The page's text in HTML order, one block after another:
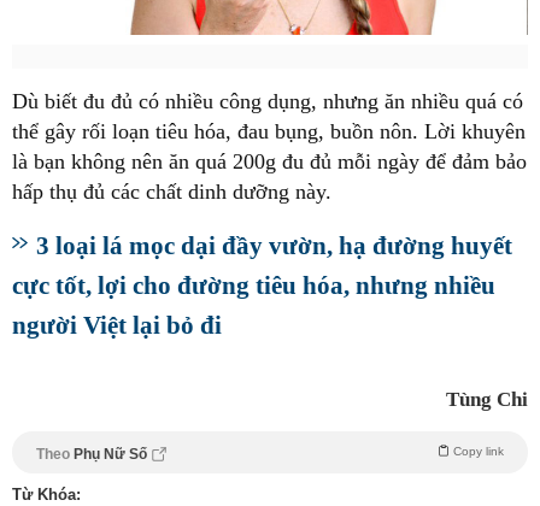
Dù biết đu đủ có nhiều công dụng, nhưng ăn nhiều quá có
thể gây rối loạn tiêu hóa, đau bụng, buồn nôn. Lời khuyên
là bạn không nên ăn quá 200g đu đủ mỗi ngày để đảm bảo
hấp thụ đủ các chất dinh dưỡng này.
3 loại lá mọc dại đầy vườn, hạ đường huyết
cực tốt, lợi cho đường tiêu hóa, nhưng nhiều
người Việt lại bỏ đi
Tùng Chi
Theo Phụ Nữ Số Copy link
Từ Khóa: